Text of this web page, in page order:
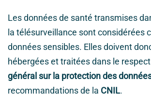
Les données de santé transmises
la télésurveillance sont considérées
données sensibles. Elles doivent
hébergées et traitées dans le
général sur la protection des
recommandations de la CNIL.